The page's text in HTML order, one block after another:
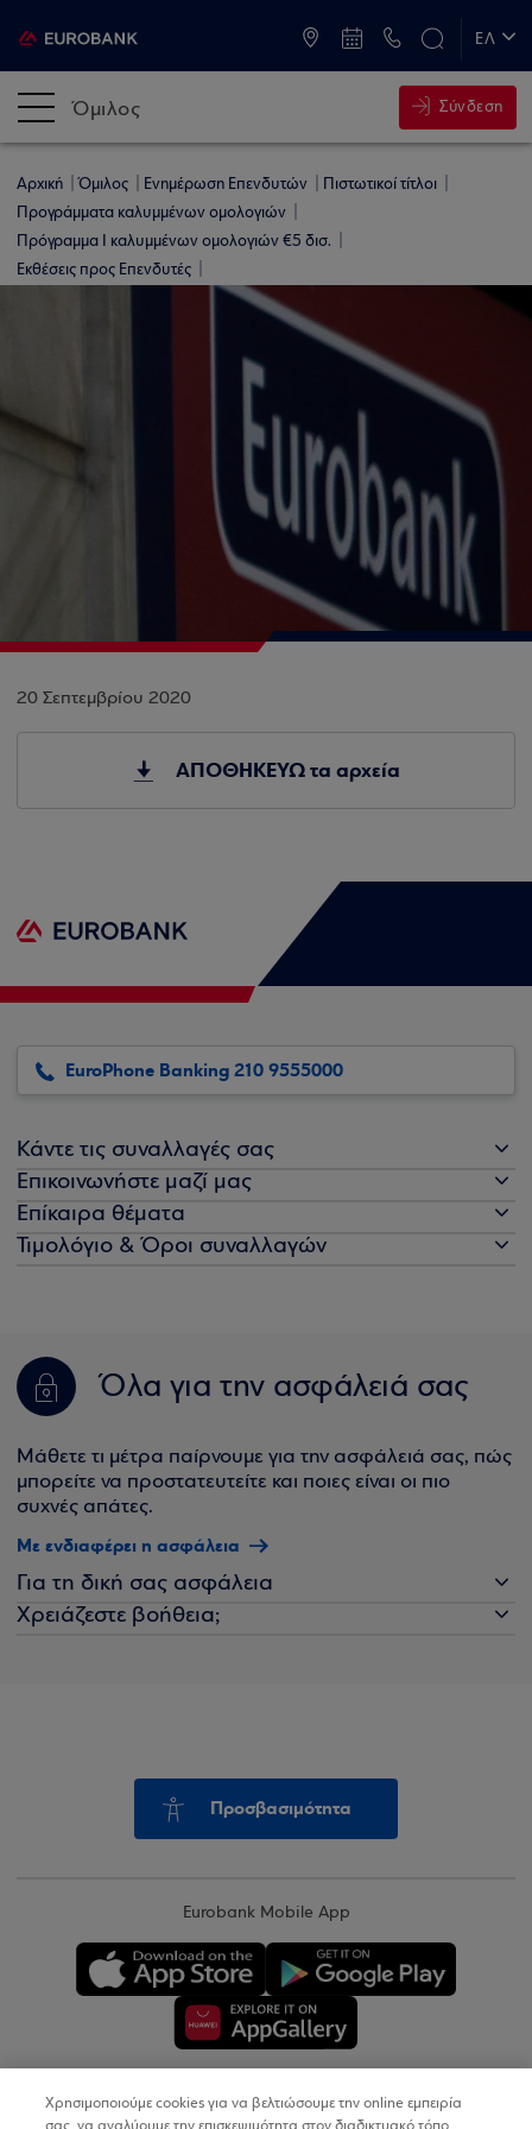
ΕΛ
Όμιλος Σύνδεση
Αρχική Όμιλος Ενημέρωση Επενδυτών
Πιστωτικοί τίτλοι
Προγράμματα καλυμμένων ομολογιών
Πρόγραμμα Ι καλυμμένων ομολογιών €5 δισ.
Εκθέσεις προς Επενδυτές
20 Σεπτεμβρίου 2020
ΑΠΟΘΗΚΕΥΩ τα αρχεία
EuroPhone Banking 210 9555000
Κάντε τις συναλλαγές σας
Επικοινωνήστε μαζί μας
Επίκαιρα θέματα
Τιμολόγιο & Όροι συναλλαγών
Όλα για την ασφάλειά σας
Μάθετε τι μέτρα παίρνουμε για την ασφάλειά σας, πώς
μπορείτε να προστατευτείτε και ποιες είναι οι πιο
συχνές απάτες.
Με ενδιαφέρει η ασφάλεια
Για τη δική σας ασφάλεια
Χρειάζεστε βοήθεια;
Προσβασιμότητα
Eurobank Mobile App
Copyright © 2026
Χρησιμοποιούμε cookies για να βελτιώσουμε την online εμπειρία